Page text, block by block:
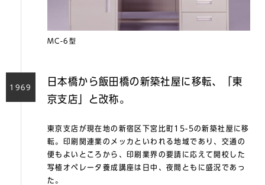
MC-6型
1969
日本橋から飯田橋の新築社屋に移転、「東
京支店」と改称。
東京支店が現在地の新宿区下宮比町15-5の新築社屋に移
転。印刷関連業のメッカといわれる地域であり、交通の
便もよいところから、印刷業界の要請に応えて開校した
写植オペレータ養成講座は日中、夜間ともに盛況であっ
た。